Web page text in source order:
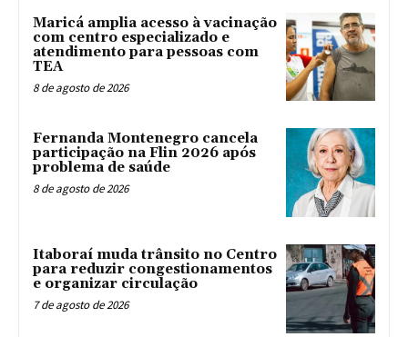
Maricá amplia acesso à vacinação
com centro especializado e
atendimento para pessoas com
TEA
8 de agosto de 2026
Fernanda Montenegro cancela
participação na Flin 2026 após
problema de saúde
8 de agosto de 2026
Itaboraí muda trânsito no Centro
para reduzir congestionamentos
e organizar circulação
7 de agosto de 2026